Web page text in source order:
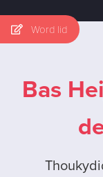
Word lid
Bas